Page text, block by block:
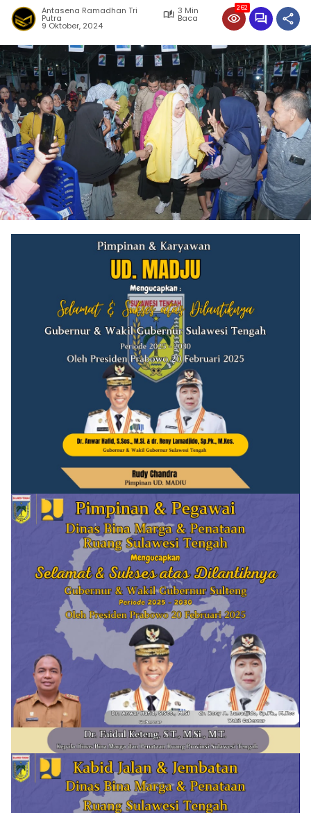
Antasena Ramadhan Tri
Putra
3 Min
Baca
9 Oktober, 2024
262